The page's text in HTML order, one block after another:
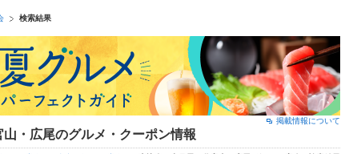
検索結果
掲載情報について
・広尾のグルメ・クーポン情報